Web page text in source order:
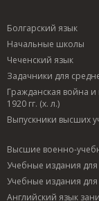
Болгарский язык
Начальные школы
Чеченский язык
Задачники для
Гражданская война
1920 гг. (х. л.)
Выпускники высших
Высшие военно-
Учебные издания
Учебные издания для
Английский язык